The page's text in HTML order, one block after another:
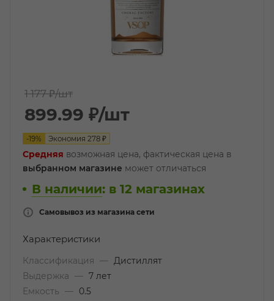
1 177 ₽/шт
899.99 ₽/шт
-19% Экономия 278 ₽
Средняя возможная цена, фактическая цена в
выбранном магазине может отличаться
В наличии: в 12 магазинах
Самовывоз из магазина сети
Характеристики
Классификация —
Дистиллят
Выдержка
— 7 лет
Емкость
—
0.5